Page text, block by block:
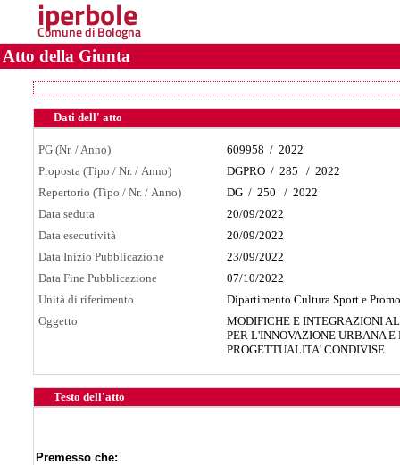
iperbole
Comune di Bologna
Atto della Giunta
Dati dell' atto
PG (Nr. / Anno) 609958 / 2022
Proposta (Tipo / Nr. / Anno)
DGPRO / 285 / 2022
Repertorio (Tipo / Nr. / Anno)
DG / 250 / 2022
Data seduta
20/09/2022
Data esecutività
20/09/2022
Data Inizio Pubblicazione
23/09/2022
Data Fine Pubblicazione
07/10/2022
Unità di riferimento
Dipartimento Cultura Sport e
Oggetto
MODIFICHE E INTEGRAZIONI
PER L'INNOVAZIONE URBANA
PROGETTUALITA' CONDIVISE
Testo dell'atto
Premesso che: